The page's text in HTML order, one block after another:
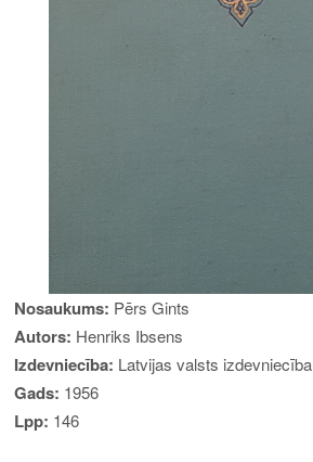
Nosaukums: Pērs Gints
Autors: Henriks Ibsens
Izdevniecība: Latvijas valsts izdevniecība
Gads: 1956
Lpp: 146